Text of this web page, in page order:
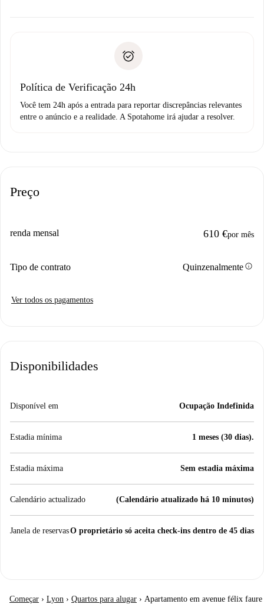
Débito direto bancário
não comunicar nenhum problema.
Política de Verificação 24h
Você tem 24h após a entrada para reportar discrepâncias relevantes
entre o anúncio e a realidade. A Spotahome irá ajudar a resolver.
Preço
renda mensal 610 €por mês
Tipo de contrato Quinzenalmenteinfo
Ver todos os pagamentos
Disponibilidades
Disponível em Ocupação Indefinida
Estadia mínima 1 meses (30 dias).
Estadia máxima Sem estadia máxima
Calendário actualizado (Calendário atualizado há 10 minutos)
Janela de reservasO proprietário só aceita check-ins dentro de 45 dias
Começar › Lyon › Quartos para alugar › Apartamento em avenue félix faure